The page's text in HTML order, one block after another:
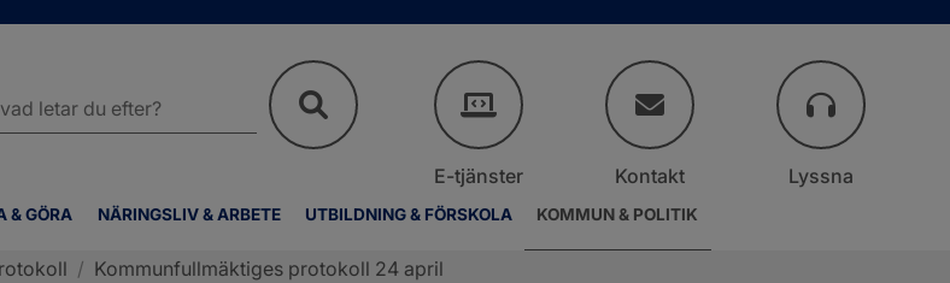
& GÖRA NÄRINGSLIV & ARBETE UTBILDNING & FÖRSKOLA KOMMUN & POLITIK
E-tjänster Kontakt Lyssna
/ Kommunfullmäktiges protokoll 24 april